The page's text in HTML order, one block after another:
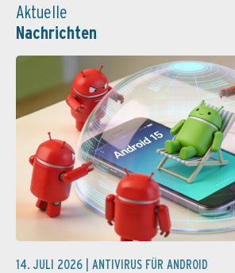
Aktuelle
Nachrichten
14. JULI 2026 | ANTIVIRUS FÜR ANDROID